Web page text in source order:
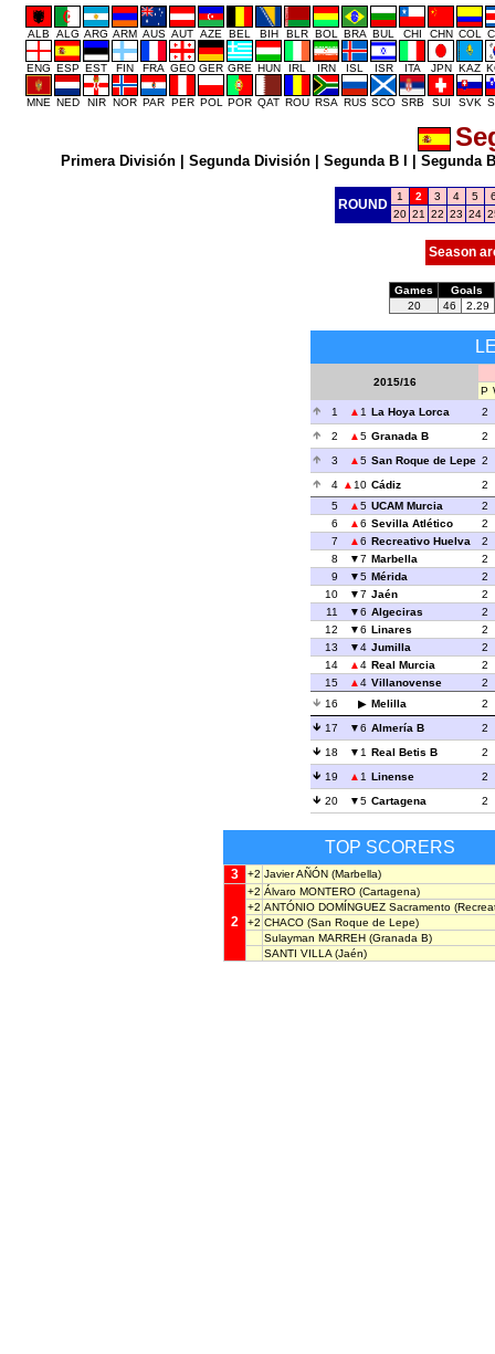
ALB ALG ARG ARM AUS AUT AZE BEL BIH BLR BOL BRA BUL CHI CHN COL
ENG ESP EST FIN FRA GEO GER GRE HUN IRL IRN ISL ISR ITA JPN KAZ
MNE NED NIR NOR PAR PER POL POR QAT ROU RSA RUS SCO SRB SUI SVK
Primera División| Segunda División| Segunda B I Segunda
ROUND
1 2 3 4 5
20 21 22 23 24
Season
Games
Goals
20
46 2.29
2015/16
P
1
1 La Hoya Lorca
2
2
5 Granada B
2
3
5 San Roque de Lepe 2
4
10 Cádiz
2
5
5 UCAM Murcia
2
6
6 Sevilla Atlético
2
7
6 Recreativo Huelva
2
8
7 Marbella
2
9
5 Mérida
2
10
7 Jaén
2
11
6 Algeciras
2
12
6 Linares
2
13
4 Jumilla
2
14
4 Real Murcia
2
15
4 Villanovense
2
16
Melilla
2
17
6 Almería B
2
18
1 Real Betis B
2
19
1 Linense
2
20
5 Cartagena 2
TOP SCORERS
3 +2 Javier AÑÓN (Marbella)
2
+2 Álvaro MONTERO (Cartagena)
+2 ANTÓNIO DOMÍNGUEZ Sacramento
+2 CHACO (San Roque de Lepe)
Sulayman MARREH (Granada B)
SANTI VILLA (Jaén)